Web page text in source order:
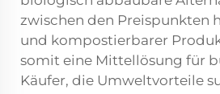
zwischen den Preispunkten
und kompostierbarer
somit eine Mittellösung für
Käufer, die Umweltvorteile